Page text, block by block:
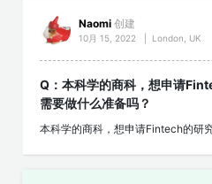
Naomi创建
10月 15, 2022 London, UK
Q：本科学的商科，想申请
需要做什么准备吗？
本科学的商科，想申请Fintech的研